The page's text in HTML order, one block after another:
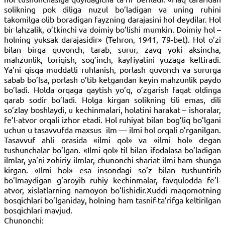
solikning pok diliga nuzul bo’ladigan va uning ruhini
takomilga olib boradigan fayzning darajasini hol deydilar. Hol
bir lahzalik, o’tkinchi va doimiy bo’lishi mumkin. Doimiy hol –
holning yuksak darajasidir» (Tehron, 1941, 79-bet). Hol o’zi
bilan birga quvonch, tarab, surur, zavq yoki aksincha,
mahzunlik, toriqish, sog’inch, kayfiyatini yuzaga keltiradi.
Ya’ni qisqa muddatli ruhlanish, porlash quvonch va sururga
sabab bo’lsa, porlash o’tib ketgandan keyin mahzunlik paydo
bo’ladi. Holda orqaga qaytish yo’q, o’zgarish faqat oldinga
qarab sodir bo’ladi. Holga kirgan solikning tili emas, dili
so’zlay boshlaydi, u kechinmalari, holatini harakat – ishoralar,
fe’l-atvor orqali izhor etadi. Hol ruhiyat bilan bog’liq bo’lgani
uchun u tasavvufda maxsus ilm — ilmi hol orqali o’rganilgan.
Tasavvuf ahli orasida «ilmi qol» va «ilmi hol» degan
tushunchalar bo’lgan. «Ilmi qol» til bilan ifodalasa bo’ladigan
ilmlar, ya’ni zohiriy ilmlar, chunonchi shariat ilmi ham shunga
kirgan. «Ilmi hol» esa insondagi so’z bilan tushuntirib
bo’lmaydigan g’aroyib ruhiy kechinmalar, favqulodda fe’l-
atvor, xislatlarning namoyon bo’lishidir.Xuddi maqomotning
bosqichlari bo’lganiday, holning ham tasnif-ta’rifga keltirilgan
bosqichlari mavjud.
Chunonchi: